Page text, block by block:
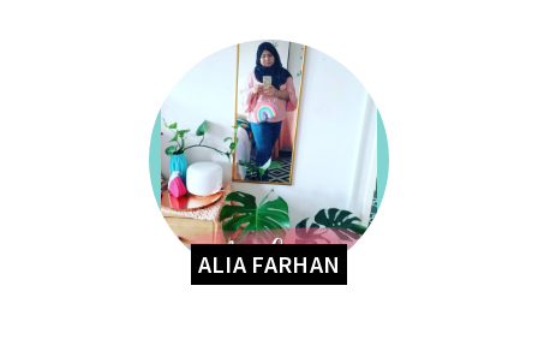
ALIA FARHAN